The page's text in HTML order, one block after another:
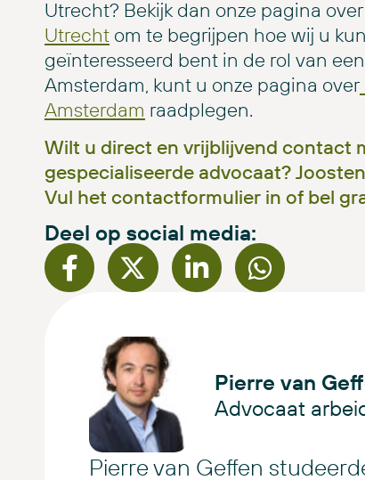
Utrecht? Bekijk dan onze pagina over
Utrecht om te begrijpen hoe wij u
geïnteresseerd bent in de rol van
Amsterdam, kunt u onze pagina over
Amsterdam raadplegen.
Wilt u direct en vrijblijvend contact
gespecialiseerde advocaat?
Vul het contactformulier in of bel
Deel op social media:
Pierre van
Advocaat
Pierre van Geffen